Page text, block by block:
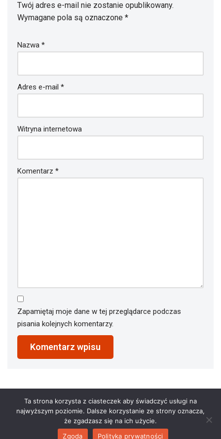
Twój adres e-mail nie zostanie opublikowany.
Wymagane pola są oznaczone *
Nazwa *
Adres e-mail *
Witryna internetowa
Komentarz *
Zapamiętaj moje dane w tej przeglądarce podczas
pisania kolejnych komentarzy.
Ta strona korzysta z ciasteczek aby świadczyć usługi na
najwyższym poziomie. Dalsze korzystanie ze strony oznacza,
że zgadzasz się na ich użycie.
Zgoda
Polityka prywatności